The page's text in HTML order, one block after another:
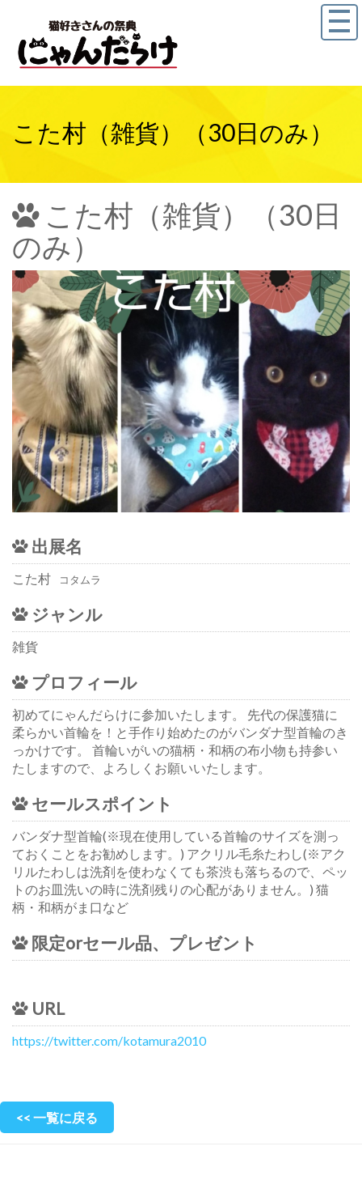
こた村（雑貨）（30日のみ）
こた村（雑貨）（30日
のみ）
出展名
こた村 コタムラ
ジャンル
雑貨
プロフィール
初めてにゃんだらけに参加いたします。 先代の保護猫に
柔らかい首輪を！と手作り始めたのがバンダナ型首輪のき
っかけです。 首輪いがいの猫柄・和柄の布小物も持参い
たしますので、よろしくお願いいたします。
セールスポイント
バンダナ型首輪(※現在使用している首輪のサイズを測っ
ておくことをお勧めします。) アクリル毛糸たわし(※アク
リルたわしは洗剤を使わなくても茶渋も落ちるので、ペッ
トのお皿洗いの時に洗剤残りの心配がありません。) 猫
柄・和柄がま口など
限定orセール品、プレゼント
URL
https://twitter.com/kotamura2010
<< 一覧に戻る